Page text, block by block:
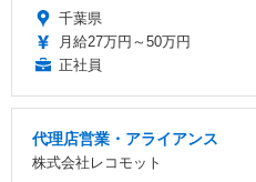
千葉県
月給27万円～50万円
正社員
代理店営業・アライアンス
株式会社レコモット